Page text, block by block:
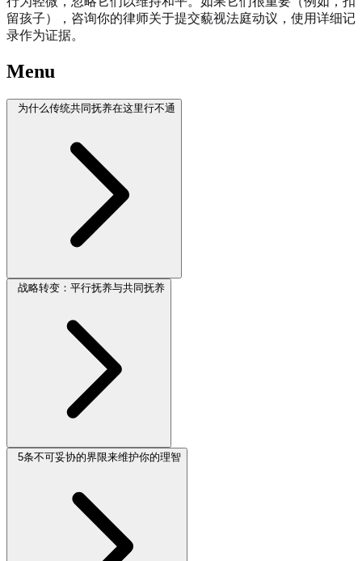
留孩子），咨询你的律师关于提交藐视法庭动议，使用详细记
录作为证据。
Menu
为什么传统共同抚养在这里行不通
战略转变：平行抚养与共同抚养
5条不可妥协的界限来维护你的理智